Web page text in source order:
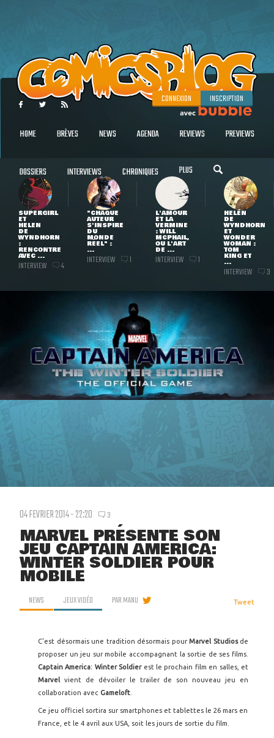
CONNEXION INSCRIPTION
HOME BRÈVES NEWS AGENDA REVIEWS PREVIEWS
DOSSIERS INTERVIEWS CHRONIQUES PLUS
SUPERGIRL
ET
HELEN
DE
WYNDHORN
:
RENCONTRE
AVEC ...
INTERVIEW 4
"CHAQUE
AUTEUR
S'INSPIRE
DU
MONDE
RÉEL" :
...
INTERVIEW 1
L'AMOUR
ET LA
VERMINE
: WILL
MCPHAIL,
OU L'ART
DE ...
INTERVIEW 1
HELEN
DE
WYNDHORN
ET
WONDER
WOMAN :
TOM
KING ET
...
INTERVIEW 3
04 FEVRIER 2014 - 22:20 3
MARVEL PRÉSENTE SON
JEU CAPTAIN AMERICA:
WINTER SOLDIER POUR
MOBILE
NEWS JEUX VIDÉO PARMANU Tweet
C'est désormais une tradition désormais pourMarvel Studiosde
proposer un jeu sur mobile accompagnant la sortie de ses films.
Captain America: Winter Soldierest le prochain film en salles, et
Marvel vient de dévoiler le trailer de son nouveau jeu en
collaboration avec Gameloft
Ce jeu officiel sortira sur smartphones et tablettes le 26 mars en
France, et le 4 avril aux USA, soit les jours de sortie du film.